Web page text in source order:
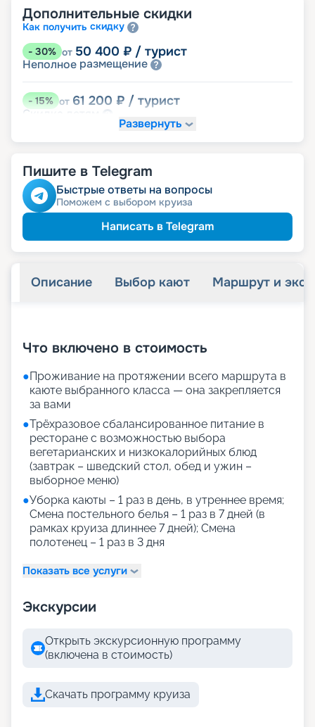
Дополнительные скидки
Как получить скидку
- 30% от 50 400 ₽ / турист
Неполное размещение
-15% от 61 200 ₽ / турист
Скидка
Скидка
пенсионерам
Скидка сотрудникам силовых
Скидка многодетнымсемьям
Скидкаветеранам
Развернуть
Пишите в Telegram
Быстрые ответы на вопросы
Поможем с выбором круиза
Написать в Telegram
Описание Выбор кают Маршрут и
Что включено в стоимость
●Проживание на протяжении всего маршрута в
каюте выбранного класса — она закрепляется
за вами
●Трёхразовое сбалансированное питание в
ресторане с возможностью выбора
вегетарианских и низкокалорийных блюд
(завтрак – шведский стол, обед и ужин –
выборное меню)
●Уборка каюты – 1 раз в день, в утреннее время;
Смена постельного белья – 1 раз в 7 дней (в
рамках круиза длиннее 7 дней); Смена
полотенец – 1 раз в 3 дня
Показать все услуги
Экскурсии
Открыть экскурсионную программу
(включена в стоимость)
Скачать программу круиза